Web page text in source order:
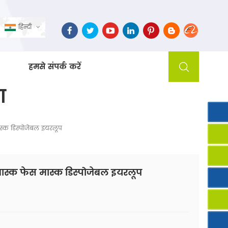
हिन्दी
हमसे संपर्क करें
डिस्पोजेबल इयरलूप
फेस मास्क डिस्पोजेबल इयरलूप